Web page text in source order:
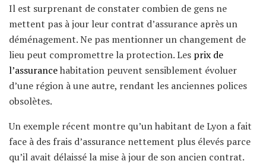
Il est surprenant de constater combien de gens ne
mettent pas à jour leur contrat d’assurance après un
déménagement. Ne pas mentionner un changement de
lieu peut compromettre la protection. Les prix de
l’assurancehabitation peuvent sensiblement évoluer
d’une région à une autre, rendant les anciennes polices
obsolètes.
Un exemple récent montre qu’un habitant de Lyon a fait
face à des frais d’assurance nettement plus élevés parce
qu’il avait délaissé la mise à jour de son ancien contrat.